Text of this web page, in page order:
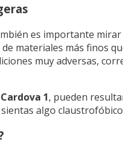
es importante
materiales más finos
muy adversas,
1, pueden
algo